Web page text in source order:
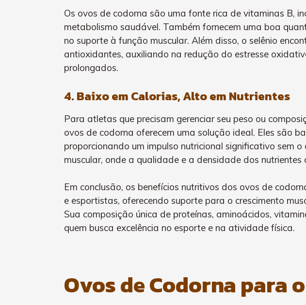
Os ovos de codorna são uma fonte rica de vitaminas B,
metabolismo saudável. Também fornecem uma boa
no suporte à função muscular. Além disso, o selênio
antioxidantes, auxiliando na redução do estresse
prolongados.
4. Baixo em Calorias, Alto em Nutrientes
Para atletas que precisam gerenciar seu peso ou
ovos de codorna oferecem uma solução ideal. Eles são
proporcionando um impulso nutricional significativo sem
muscular, onde a qualidade e a densidade dos
Em conclusão, os benefícios nutritivos dos ovos de
e esportistas, oferecendo suporte para o crescimento
Sua composição única de proteínas, aminoácidos,
quem busca excelência no esporte e na atividade física.
Ovos de Codorna para o